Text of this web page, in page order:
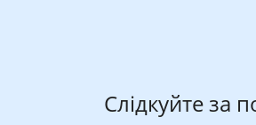
Слідкуйте за